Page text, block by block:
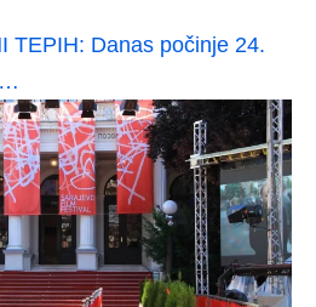
TEPIH: Danas počinje 24.